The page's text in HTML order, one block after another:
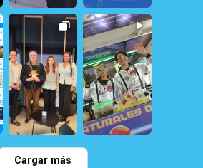
161 1 31 0
22 0
Cargar más